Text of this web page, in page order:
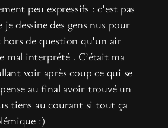
peu expressifs : c’est pas
dessine des gens nus pour
de question qu’un air
mal interprété . C’était ma
voir après coup ce qui se
au final avoir trouvé un
tiens au courant si tout ça
:)